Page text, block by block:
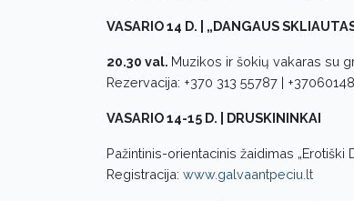
VASARIO 14 D. | „DANGAUS
20.30 val. Muzikos ir šokių vakaras su
Rezervacija: +370 313 55787 |
VASARIO 14-15 D. | DRUSKININKAI
Pažintinis-orientacinis žaidimas „Erotiški
Registracija: www.galvaantpeciu.lt